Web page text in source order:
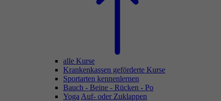
alle Kurse
Krankenkassen geförderte Kurse
Sportarten kennenlernen
Bauch - Beine - Rücken - Po
Yoga Auf- oder Zuklappen